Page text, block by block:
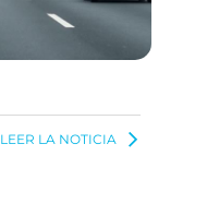
LEER LA NOTICIA